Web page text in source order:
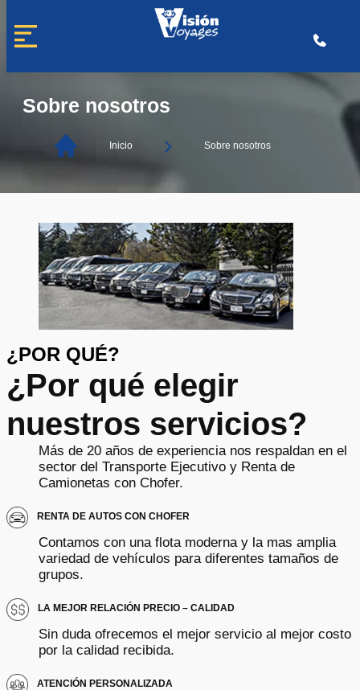
al
contenido
Sobre nosotros
Inicio Sobre nosotros
¿POR QUÉ?
¿Por qué elegir
nuestros servicios?
Más de 20 años de experiencia nos respaldan en el
sector del Transporte Ejecutivo y Renta de
Camionetas con Chofer.
RENTA DE AUTOS CON CHOFER
Contamos con una flota moderna y la mas amplia
variedad de vehículos para diferentes tamaños de
grupos.
LA MEJOR RELACIÓN PRECIO – CALIDAD
Sin duda ofrecemos el mejor servicio al mejor costo
por la calidad recibida.
ATENCIÓN PERSONALIZADA